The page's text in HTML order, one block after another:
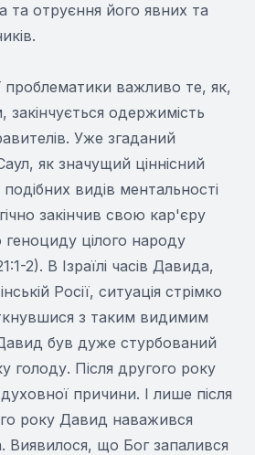
та отруєння його явних та
проблематики важливо те, як,
закінчується одержимість
Уже згаданий
як значущий ціннісний
видів ментальності
закінчив свою кар'єру
цілого народу
2). В Ізраїлі часів Давида,
Росії, ситуація стрімко
з таким видимим
був дуже стурбований
голоду. Після другого року
причини. І лише після
року Давид наважився
Виявилося, що Бог запалився